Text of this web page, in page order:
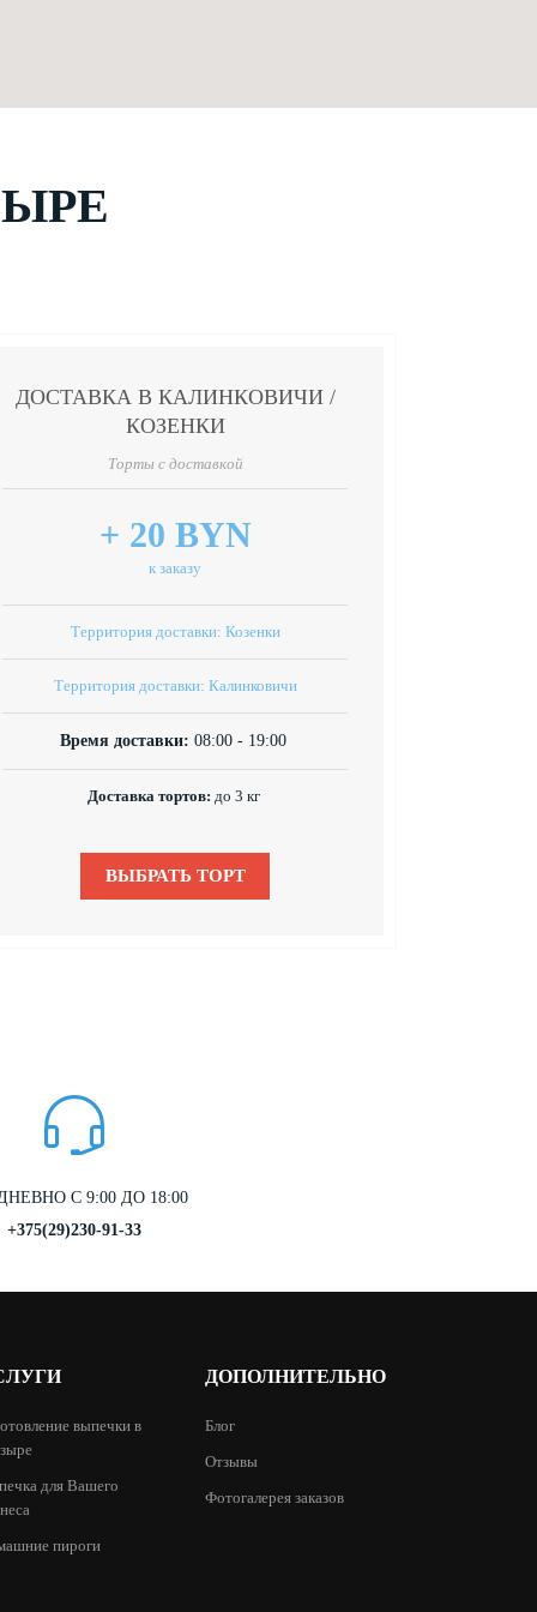
ДОСТАВКА В КАЛИНКОВИЧИ /
КОЗЕНКИ
Торты с доставкой
+ 20 BYN
к заказу
Территория доставки: Козенки
Территория доставки: Калинковичи
Время доставки: 08:00 - 19:00
Доставка тортов: до 3 кг
ВЫБРАТЬ ТОРТ
С 9:00 ДО 18:00
+375(29)230-91-33
выпечки в
для Вашего
пироги
ДОПОЛНИТЕЛЬНО
Блог
Отзывы
Фотогалерея заказов